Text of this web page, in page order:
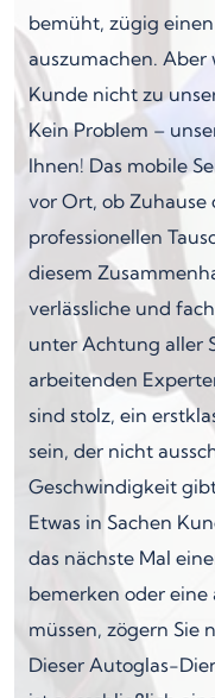
bemüht, zügig
auszumachen. Aber
Kunde nicht zu
Kein Problem –
Ihnen! Das mobile
vor Ort, ob Zuhause
professionellen
diesem
verlässliche und
unter Achtung aller
arbeitenden
sind stolz, ein
sein, der nicht
Geschwindigkeit
Etwas in Sachen
das nächste Mal
bemerken oder eine
müssen, zögern Sie
Dieser Autoglas-